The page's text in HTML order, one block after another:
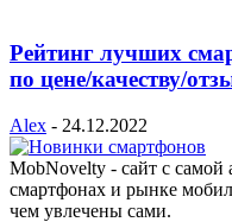
Рейтинг лучших
по цене/качеству/
Alex - 24.12.2022
MobNovelty - сайт с
смартфонах и рынке
чем увлечены сами.